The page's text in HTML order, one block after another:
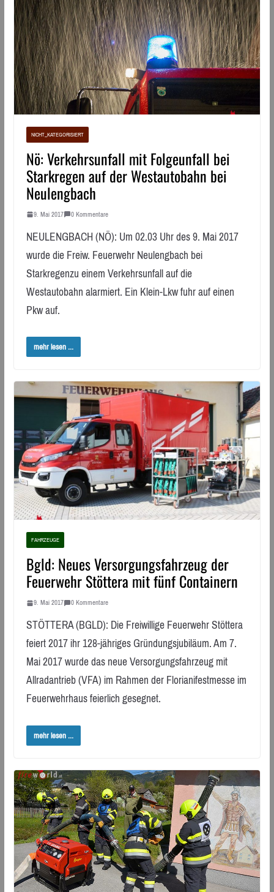
NICHT_KATEGORISIERT
Nö: Verkehrsunfall mit Folgeunfall bei
Starkregen auf der Westautobahn bei
Neulengbach
9. Mai 2017 0 Kommentare
NEULENGBACH (NÖ): Um 02.03 Uhr des 9. Mai 2017
wurde die Freiw. Feuerwehr Neulengbach bei
Starkregenzu einem Verkehrsunfall auf die
Westautobahn alarmiert. Ein Klein-Lkw fuhr auf einen
Pkw auf.
mehr lesen ...
FAHRZEUGE
Bgld: Neues Versorgungsfahrzeug der
Feuerwehr Stöttera mit fünf Containern
9. Mai 2017 0 Kommentare
STÖTTERA (BGLD): Die Freiwillige Feuerwehr Stöttera
feiert 2017 ihr 128-jähriges Gründungsjubiläum. Am 7.
Mai 2017 wurde das neue Versorgungsfahrzeug mit
Allradantrieb (VFA) im Rahmen der Florianifestmesse im
Feuerwehrhaus feierlich gesegnet.
mehr lesen ...